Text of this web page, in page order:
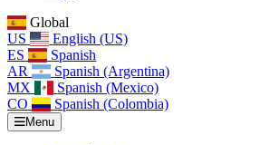
Global
US
English (US)
ES
Spanish
AR
Spanish (Argentina)
MX
Spanish (Mexico)
CO
Spanish (Colombia)
Menu